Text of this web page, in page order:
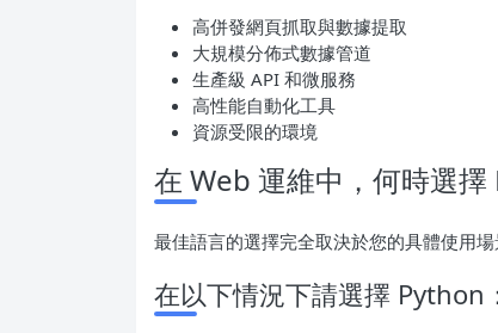
高併發網頁抓取與數據提取
大規模分佈式數據管道
生產級 API 和微服務
高性能自動化工具
資源受限的環境
在 Web 運維中，何時選
最佳語言的選擇完全取決於您的具體使用
在以下情況下請選擇 Python